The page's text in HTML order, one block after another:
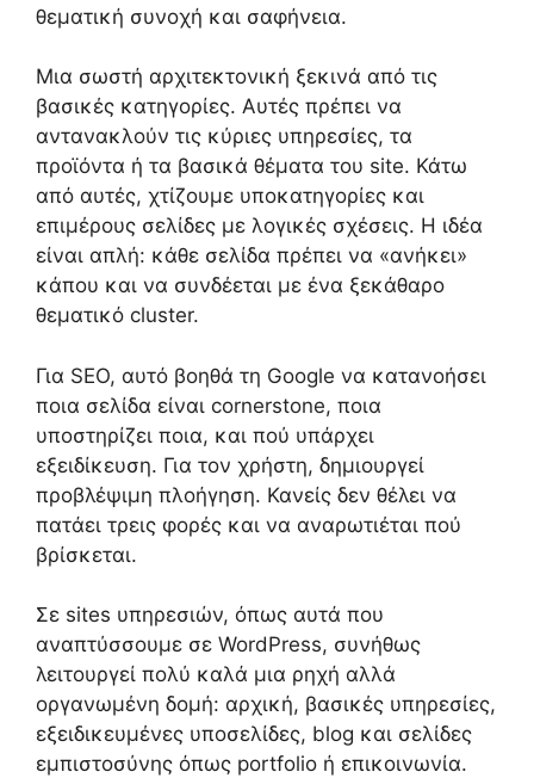
θεματική συνοχή και σαφήνεια.
Μια σωστή αρχιτεκτονική ξεκινά από τις
βασικές κατηγορίες. Αυτές πρέπει να
αντανακλούν τις κύριες υπηρεσίες, τα
προϊόντα ή τα βασικά θέματα του site. Κάτω
από αυτές, χτίζουμε υποκατηγορίες και
επιμέρους σελίδες με λογικές σχέσεις. Η ιδέα
είναι απλή: κάθε σελίδα πρέπει να «ανήκει»
κάπου και να συνδέεται με ένα ξεκάθαρο
θεματικό cluster.
Για SEO, αυτό βοηθά τη Google να κατανοήσει
ποια σελίδα είναι cornerstone, ποια
υποστηρίζει ποια, και πού υπάρχει
εξειδίκευση. Για τον χρήστη, δημιουργεί
προβλέψιμη πλοήγηση. Κανείς δεν θέλει να
πατάει τρεις φορές και να αναρωτιέται πού
βρίσκεται.
Σε sites υπηρεσιών, όπως αυτά που
αναπτύσσουμε σε WordPress, συνήθως
λειτουργεί πολύ καλά μια ρηχή αλλά
οργανωμένη δομή: αρχική, βασικές υπηρεσίες,
εξειδικευμένες υποσελίδες, blog και σελίδες
εμπιστοσύνης όπως portfolio ή επικοινωνία.